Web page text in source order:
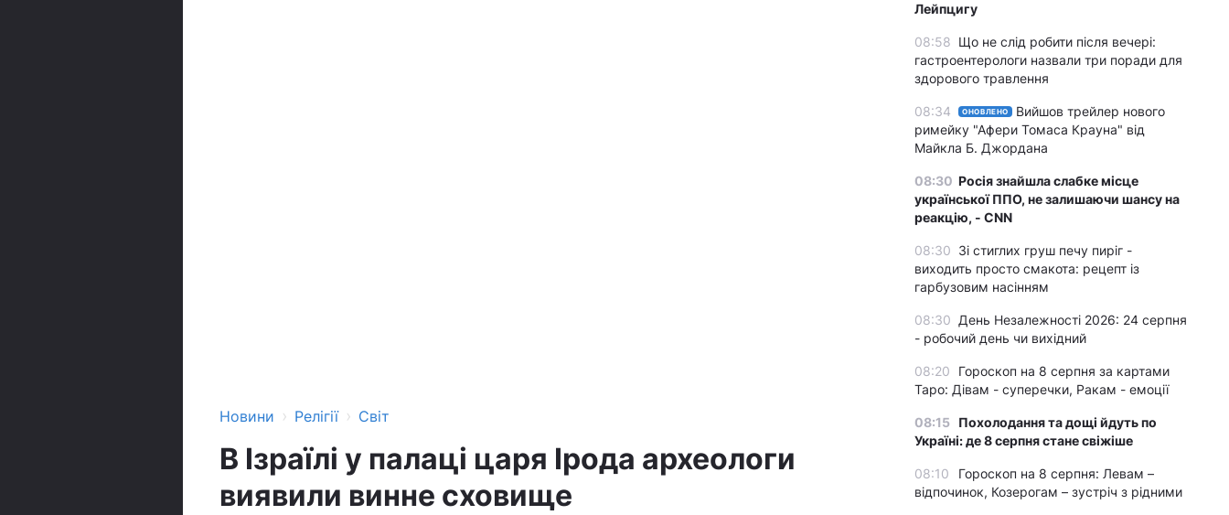
Новини › Релігії › Світ
В Ізраїлі у палаці царя Ірода археологи
виявили винне сховище
Лейпцигу
08:58 Що не слід робити після вечері:
гастроентерологи назвали три поради для
здорового травлення
08:34 ОНОВЛЕНО
Вийшов трейлер нового
римейку "Афери Томаса Крауна" від
Майкла Б. Джордана
08:30 Росія знайшла слабке місце
української ППО, не залишаючи шансу на
реакцію, - CNN
08:30 Зі стиглих груш печу пиріг -
виходить просто смакота: рецепт із
гарбузовим насінням
08:30 День Незалежності 2026: 24 серпня
- робочий день чи вихідний
08:20
Гороскоп на 8 серпня за картами
Таро: Дівам - суперечки, Ракам - емоції
08:15 Похолодання та дощі йдуть по
Україні: де 8 серпня стане свіжіше
08:10
Гороскоп на 8 серпня: Левам –
відпочинок, Козерогам – зустріч з рідними